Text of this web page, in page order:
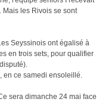
Mais les Rivois se sont
Seyssinois ont égalisé à
en trois sets, pour qualifier
en ce samedi ensoleillé.
sera dimanche 24 mai face